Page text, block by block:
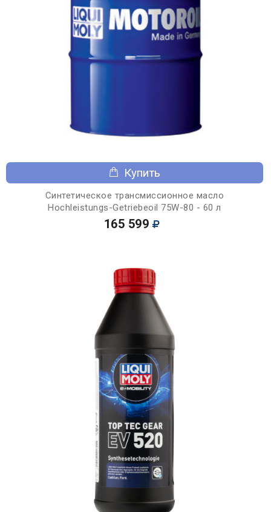
Купить
Синтетическое трансмиссионное масло
Hochleistungs-Getriebeoil 75W-80 - 60 л
165 599